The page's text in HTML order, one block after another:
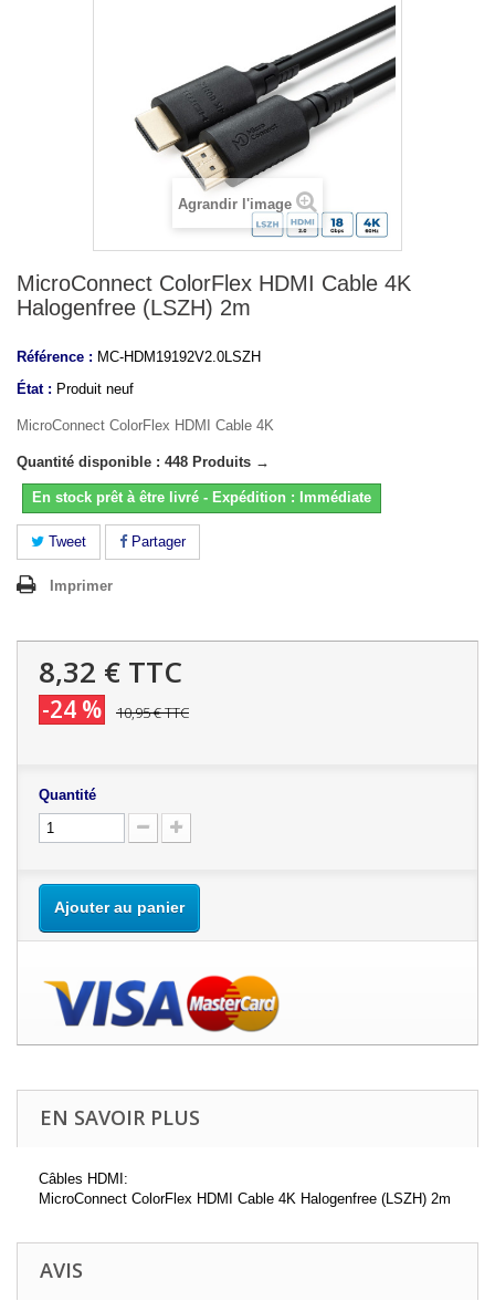
Agrandir l'image
MicroConnect ColorFlex HDMI Cable 4K
Halogenfree (LSZH) 2m
Référence : MC-HDM19192V2.0LSZH
État : Produit neuf
MicroConnect ColorFlex HDMI Cable 4K
Quantité disponible : 448 Produits →
En stock prêt à être livré - Expédition : Immédiate
Tweet Partager
Imprimer
8,32 € TTC
-24 % 10,95 €TTC
Quantité
Ajouter au panier
EN SAVOIR PLUS
Câbles HDMI:
MicroConnect ColorFlex HDMI Cable 4K Halogenfree (LSZH) 2m
AVIS